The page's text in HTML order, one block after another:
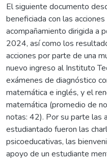
El siguiente documento
beneficiada con las
acompañamiento dirigida a
2024, así como los
acciones por parte de una
nuevo ingreso al Instituto
exámenes de diagnóstico
matemática e inglés, y el
matemática (promedio de
notas: 42). Por su parte las
estudiantado fueron las
psicoeducativas, las
apoyo de un estudiante